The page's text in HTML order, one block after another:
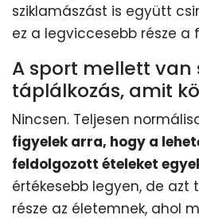
sziklamászást is együtt
ez a legviccesebb része a
A sport mellett van
táplálkozás, amit
Nincsen. Teljesen
figyelek arra, hogy a
feldolgozott ételeket
értékesebb legyen, de azt
része az életemnek, ahol